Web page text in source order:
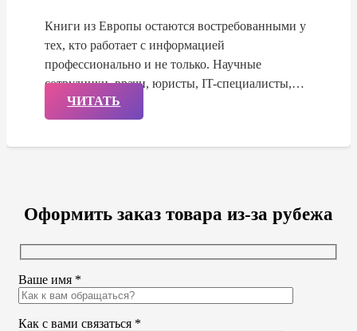
Книги из Европы остаются востребованными у
тех, кто работает с информацией
профессионально и не только. Научные
сотрудники, врачи, юристы, IT-специалисты,…
ЧИТАТЬ
Оформить заказ товара из-за рубежа
Ваше имя *
Как с вами связаться *